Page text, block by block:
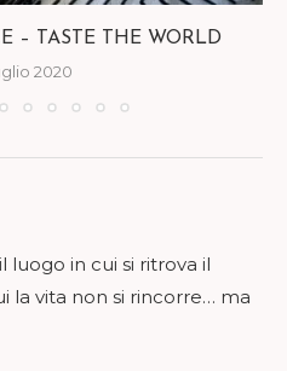
– TASTE THE WORLD
2020
luogo in cui si ritrova il
la vita non si rincorre… ma